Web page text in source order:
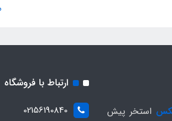
استخر پیش
ارتباط با فروشگاه
02156190840